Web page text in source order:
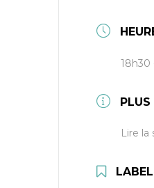
18h30
Lire la